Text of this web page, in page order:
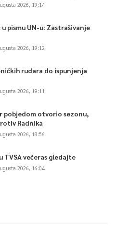
2026, 19:14
pismu UN-u: Zastrašivanje
2026, 19:12
rudara do ispunjenja
2026, 19:11
pobjedom otvorio sezonu,
Radnika
2026, 18:56
TVSA večeras gledajte
2026, 16:04